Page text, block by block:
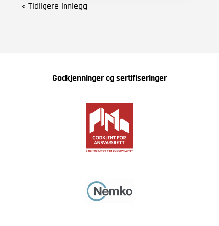
« Tidligere innlegg
Godkjenninger og sertifiseringer